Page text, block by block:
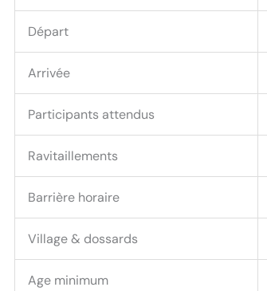
Départ
Arrivée
Participants attendus
Ravitaillements
Barrière horaire
Village & dossards
Age minimum